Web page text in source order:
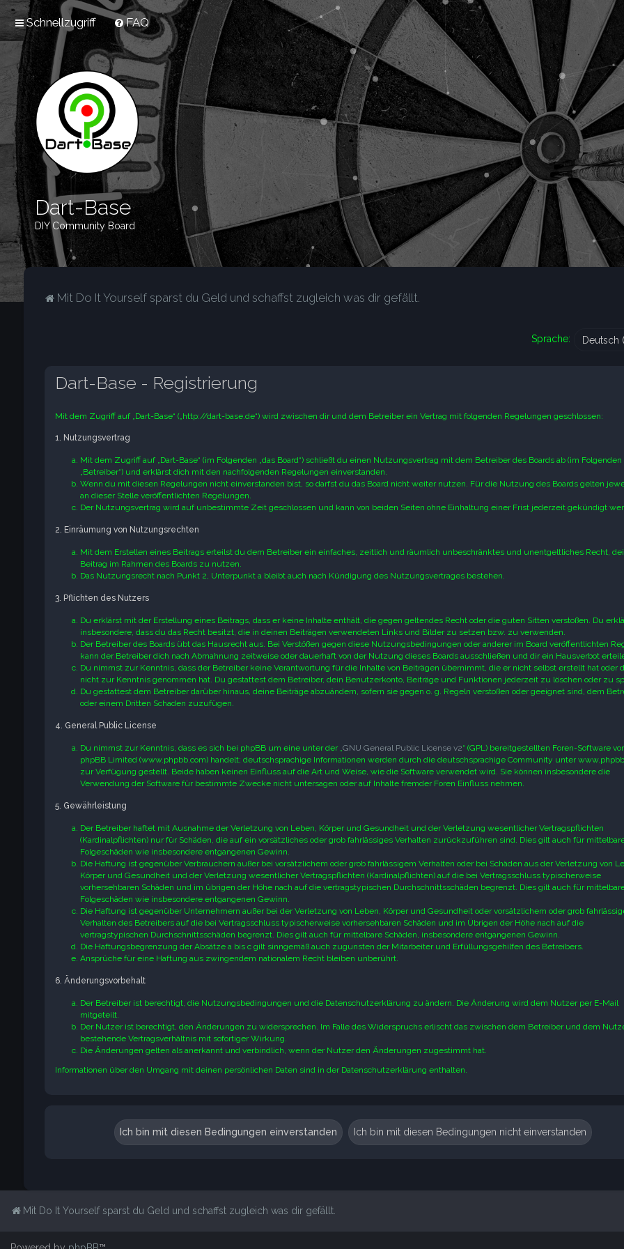
Schnellzugriff FAQ
Dart-Base
DIY Community Board
Mit Do It Yourself sparst du Geld und schaffst zugleich was dir gefällt.
Sprache:
Dart-Base - Registrierung
Mit dem Zugriff auf „Dart-Base“ („http://dart-base.de“) wird zwischen dir und dem Betreiber ein Vertrag mit folgenden Regelungen geschlossen:
1. Nutzungsvertrag
Mit dem Zugriff auf „Dart-Base“ (im Folgenden „das Board“) schließt du einen Nutzungsvertrag mit dem Betreiber des Boards ab (im Folgenden
„Betreiber“) und erklärst dich mit den nachfolgenden Regelungen einverstanden.
Wenn du mit diesen Regelungen nicht einverstanden bist, so darfst du das Board nicht weiter nutzen. Für die Nutzung des Boards gelten
an dieser Stelle veröffentlichten Regelungen.
Der Nutzungsvertrag wird auf unbestimmte Zeit geschlossen und kann von beiden Seiten ohne Einhaltung einer Frist jederzeit gekündigt
2. Einräumung von Nutzungsrechten
Mit dem Erstellen eines Beitrags erteilst du dem Betreiber ein einfaches, zeitlich und räumlich unbeschränktes und unentgeltliches Recht,
Beitrag im Rahmen des Boards zu nutzen.
Das Nutzungsrecht nach Punkt 2, Unterpunkt a bleibt auch nach Kündigung des Nutzungsvertrages bestehen.
3. Pflichten des Nutzers
Du erklärst mit der Erstellung eines Beitrags, dass er keine Inhalte enthält, die gegen geltendes Recht oder die guten Sitten verstoßen. Du
insbesondere, dass du das Recht besitzt, die in deinen Beiträgen verwendeten Links und Bilder zu setzen bzw. zu verwenden.
Der Betreiber des Boards übt das Hausrecht aus. Bei Verstößen gegen diese Nutzungsbedingungen oder anderer im Board veröffentlichten
kann der Betreiber dich nach Abmahnung zeitweise oder dauerhaft von der Nutzung dieses Boards ausschließen und dir ein Hausverbot
Du nimmst zur Kenntnis, dass der Betreiber keine Verantwortung für die Inhalte von Beiträgen übernimmt, die er nicht selbst erstellt hat oder
nicht zur Kenntnis genommen hat. Du gestattest dem Betreiber, dein Benutzerkonto, Beiträge und Funktionen jederzeit zu löschen oder zu
Du gestattest dem Betreiber darüber hinaus, deine Beiträge abzuändern, sofern sie gegen o. g. Regeln verstoßen oder geeignet sind, dem
oder einem Dritten Schaden zuzufügen.
4. General Public License
Du nimmst zur Kenntnis, dass es sich bei phpBB um eine unter der „GNU General Public License v2“ (GPL) bereitgestellten Foren-Software
phpBB Limited (www.phpbb.com) handelt; deutschsprachige Informationen werden durch die deutschsprachige Community unter
zur Verfügung gestellt. Beide haben keinen Einfluss auf die Art und Weise, wie die Software verwendet wird. Sie können insbesondere die
Verwendung der Software für bestimmte Zwecke nicht untersagen oder auf Inhalte fremder Foren Einfluss nehmen.
5. Gewährleistung
Der Betreiber haftet mit Ausnahme der Verletzung von Leben, Körper und Gesundheit und der Verletzung wesentlicher Vertragspflichten
(Kardinalpflichten) nur für Schäden, die auf ein vorsätzliches oder grob fahrlässiges Verhalten zurückzuführen sind. Dies gilt auch für
Folgeschäden wie insbesondere entgangenen Gewinn.
Die Haftung ist gegenüber Verbrauchern außer bei vorsätzlichem oder grob fahrlässigem Verhalten oder bei Schäden aus der Verletzung von
Körper und Gesundheit und der Verletzung wesentlicher Vertragspflichten (Kardinalpflichten) auf die bei Vertragsschluss typischerweise
vorhersehbaren Schäden und im übrigen der Höhe nach auf die vertragstypischen Durchschnittsschäden begrenzt. Dies gilt auch für
Folgeschäden wie insbesondere entgangenen Gewinn.
Die Haftung ist gegenüber Unternehmern außer bei der Verletzung von Leben, Körper und Gesundheit oder vorsätzlichem oder grob
Verhalten des Betreibers auf die bei Vertragsschluss typischerweise vorhersehbaren Schäden und im Übrigen der Höhe nach auf die
vertragstypischen Durchschnittsschäden begrenzt. Dies gilt auch für mittelbare Schäden, insbesondere entgangenen Gewinn.
Die Haftungsbegrenzung der Absätze a bis c gilt sinngemäß auch zugunsten der Mitarbeiter und Erfüllungsgehilfen des Betreibers.
Ansprüche für eine Haftung aus zwingendem nationalem Recht bleiben unberührt.
6. Änderungsvorbehalt
Der Betreiber ist berechtigt, die Nutzungsbedingungen und die Datenschutzerklärung zu ändern. Die Änderung wird dem Nutzer per E-Mail
mitgeteilt.
Der Nutzer ist berechtigt, den Änderungen zu widersprechen. Im Falle des Widerspruchs erlischt das zwischen dem Betreiber und dem
bestehende Vertragsverhältnis mit sofortiger Wirkung.
Die Änderungen gelten als anerkannt und verbindlich, wenn der Nutzer den Änderungen zugestimmt hat.
Informationen über den Umgang mit deinen persönlichen Daten sind in der Datenschutzerklärung enthalten.
Mit Do It Yourself sparst du Geld und schaffst zugleich was dir gefällt.